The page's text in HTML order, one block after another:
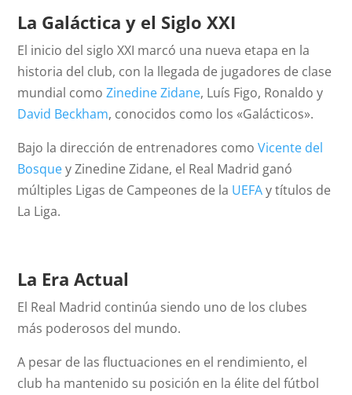
La Galáctica y el Siglo XXI
El inicio del siglo XXI marcó una nueva etapa en la
historia del club, con la llegada de jugadores de clase
mundial comoZinedine Zidane, Luís Figo, Ronaldo y
David Beckham, conocidos como los «Galácticos».
Bajo la dirección de entrenadores comoVicente del
Bosquey Zinedine Zidane, el Real Madrid ganó
múltiples Ligas de Campeones de la UEFAy títulos de
La Liga.
La Era Actual
El Real Madrid continúa siendo uno de los clubes
más poderosos del mundo.
A pesar de las fluctuaciones en el rendimiento, el
club ha mantenido su posición en la élite del fútbol